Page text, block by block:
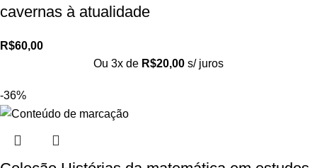
cavernas à atualidade
R$60,00
Ou 3x de R$20,00 s/ juros
-36%